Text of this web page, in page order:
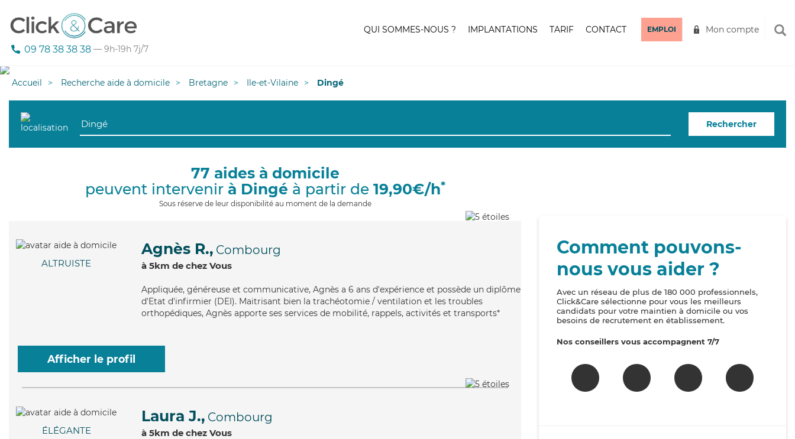
09 78 38 38 38 — 9h-19h 7j/7
QUI SOMMES-NOUS ? IMPLANTATIONS TARIF CONTACT EMPLOI Mon compte
Accueil Recherche aide à domicile Bretagne Ile-et-Vilaine Dingé
Rechercher
77 aides à domicile
peuvent intervenir à Dingé à partir de 19,90€/h*
Sous réserve de leur disponibilité au moment de la demande
ALTRUISTE
Agnès R., Combourg
à 5km de chez Vous
Appliquée, généreuse et communicative, Agnès a 6 ans d'expérience et possède un diplôme
d'Etat d'infirmier (DEI). Maitrisant bien la trachéotomie / ventilation et les troubles
orthopédiques, Agnès apporte ses services de mobilité, rappels, activités et transports*
Afficher le profil
ÉLÉGANTE
Laura J., Combourg
à 5km de chez Vous
Comment pouvons-
nous vous aider ?
Avec un réseau de plus de 180 000 professionnels,
Click&Care sélectionne pour vous les meilleurs
candidats pour votre maintien à domicile ou vos
besoins de recrutement en établissement.
Nos conseillers vous accompagnent 7/7